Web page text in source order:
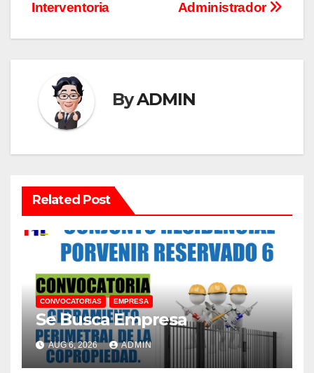
Administrador
Interventoria
ByADMIN
Related Post
CONVOCATORIAS EMPRESA
Se Busca Empresa
AUG 6, 2026 ADMIN